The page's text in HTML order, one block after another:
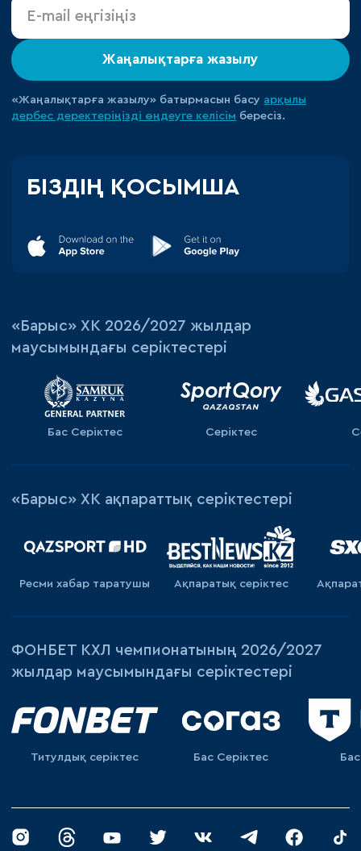
Жаңалықтарға жазылу
«Жаңалықтарға жазылу» батырмасын басу арқылы
дербес деректеріңізді өңдеуге келісім бересіз.
БІЗДІҢ ҚОСЫМША
«‎Барыс»‎ ХК 2026/2027 жылдар
маусымындағы серіктестері
Бас Серіктес Серіктес
«Барыс» ХК ақпараттық серіктестері
Ресми хабар таратушы Ақпаратық серiктес
ФОНБЕТ КХЛ чемпионатының 2026/2027
жылдар маусымындағы серіктестері
Титулдық серіктес Бас Серіктес